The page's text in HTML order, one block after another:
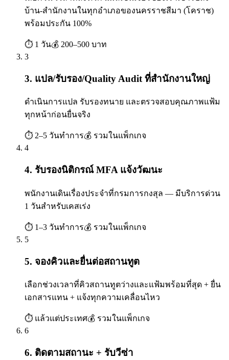
บ้าน-สำนักงานในทุกอำเภอของนครราชสีมา (โคราช)
พร้อมประกัน 100%
⏱ 1 วัน💰 200–500 บาท
3
3. แปล/รับรอง/Quality Audit ที่สำนักงานใหญ่
ดำเนินการแปล รับรองทนาย และตรวจสอบคุณภาพแฟ้ม
ทุกหน้าก่อนยื่นจริง
⏱ 2–5 วันทำการ💰 รวมในแพ็กเกจ
4
4. รับรองนิติกรณ์ MFA แจ้งวัฒนะ
พนักงานเดินเรื่องประจำที่กรมการกงสุล — มีบริการด่วน
1 วันสำหรับเคสเร่ง
⏱ 1–3 วันทำการ💰 รวมในแพ็กเกจ
5
5. จองคิวและยื่นต่อสถานทูต
เลือกช่วงเวลาที่คิวสถานทูตว่างและแฟ้มพร้อมที่สุด + ยื่น
เอกสารแทน + แจ้งทุกความเคลื่อนไหว
⏱ แล้วแต่ประเทศ💰 รวมในแพ็กเกจ
6
6. ติดตามสถานะ + รับวีซ่า